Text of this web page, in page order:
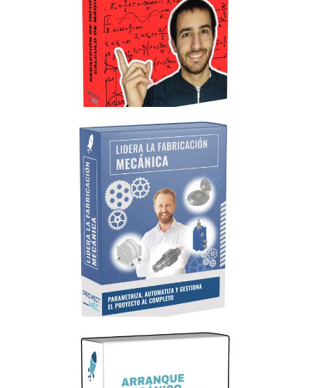
Curso de calculista mecánico
Aprende a redactar un informe de cálculo mecánico,
incluso si nunca has hecho uno antes.
Más Información
Curso de Diseño mecánico con
Inventor
Aprende a realizar diseños mecánicos y trabaja como
proyectista profesional.
Más Información